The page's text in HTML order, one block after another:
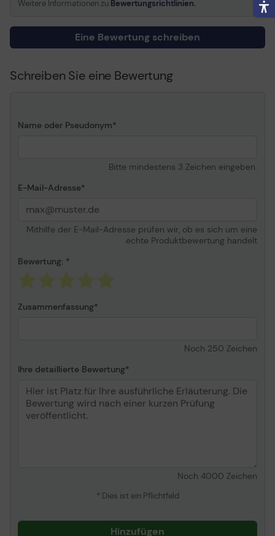
Informationen zur Kompatibilität
Kompatibel mit
Epson L1455 ¦ Epson
WorkForce WF-3010DW,
3540DTWF, WF-
Weitere Informationen zu Bewertungsrichtlinien.
Eine Bewertung schreiben
Schreiben Sie eine Bewertung
Name oder Pseudonym
Bitte mindestens 3 Zeichen eingeben.
E-Mail-Adresse
Mithilfe der E-Mail-Adresse prüfen wir, ob es sich um eine
echte Produktbewertung handelt
Bewertung:
Zusammenfassung
Noch 250 Zeichen
Ihre detaillierte Bewertung
Noch 4000 Zeichen
* Dies ist ein Pflichtfeld
Hinzufügen